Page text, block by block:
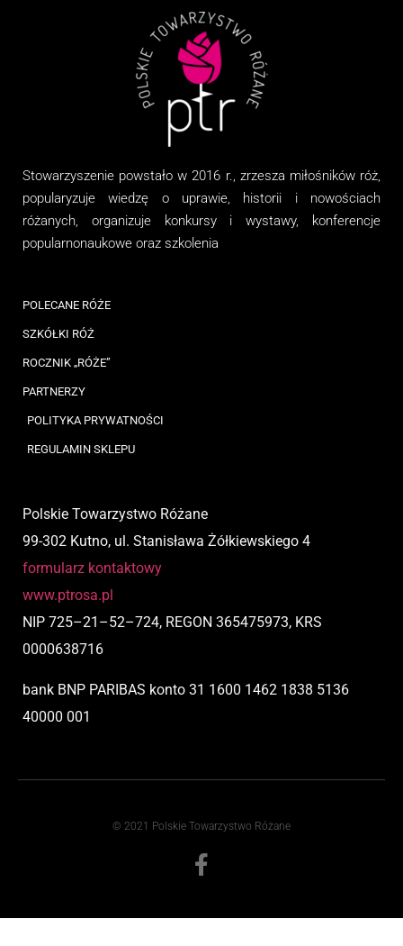
Stowarzyszenie powstało w 2016 r., zrzesza miłośników róż,
popularyzuje wiedzę o uprawie, historii i nowościach
różanych, organizujekonkursy i wystawy, konferencje
popularnonaukowe oraz szkolenia
POLECANE RÓŻE
SZKÓŁKI RÓŻ
ROCZNIK „RÓŻE”
PARTNERZY
POLITYKA PRYWATNOŚCI
REGULAMIN SKLEPU
Polskie Towarzystwo Różane
99-302 Kutno, ul. Stanisława Żółkiewskiego 4
formularz kontaktowy
www.ptrosa.pl
NIP 725–21 –52–724, REGON 365475973, KRS
0000638716
bank BNP PARIBAS konto 31 1600 1462 1838 5136
40000 001
© 2021 Polskie Towarzystwo Różane